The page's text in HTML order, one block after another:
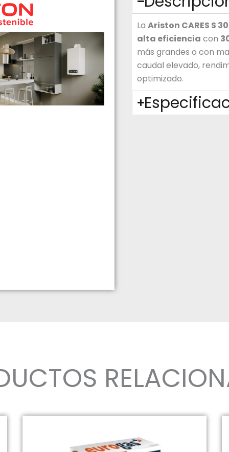
LaAriston CARES S 30
alta eficiencia con
más grandes o con
caudal elevado,
optimizado.